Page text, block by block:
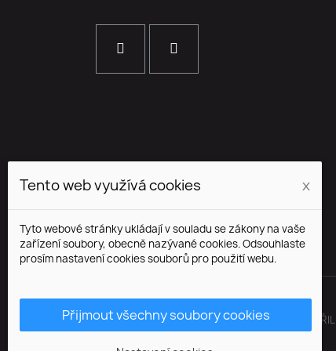
© BRENSS.COM VŠECHNA PRÁVA VYHRAZENA. SHOP S ♥ VYTVOŘIL
WEB7.CZ
Tento web využívá cookies x
Tyto webové stránky ukládají v souladu se zákony na vaše
zařízení soubory, obecně nazývané cookies. Odsouhlaste
prosím nastavení cookies souborů pro použití webu.
Přijmout všechny soubory cookies